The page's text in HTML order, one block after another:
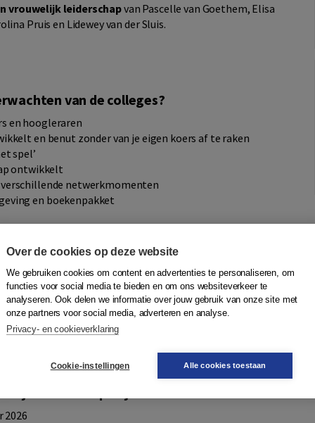
vrouwelijk leiderschapvan Pascelle van Goethem, Elisa
Pruis en Lidewey van der Sluis.
van de colleges?
en hoogleraren
en benut zonder van je eigen koers af te raken
spel’
ontwikkelt
netwerkmomenten
en boekenpakket
Mooie combinatie van
en empowerment.
2026
Over de cookies op deze website
We gebruiken cookies om content en advertenties te personaliseren, om
functies voor social media te bieden en om ons websiteverkeer te
analyseren. Ook delen we informatie over jouw gebruik van onze site met
onze partners voor social media, adverteren en analyse.
Privacy- en cookieverklaring
Cookie-instellingen Alle cookies toestaan